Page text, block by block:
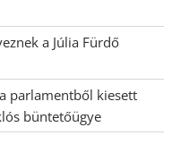
a Júlia Fürdő
parlamentből kiesett
büntetőügye